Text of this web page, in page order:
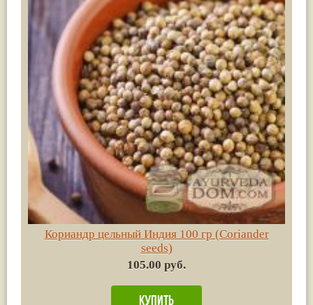
Кориандр цельный Индия 100 гр (Сoriander
seeds)
105.00 руб.